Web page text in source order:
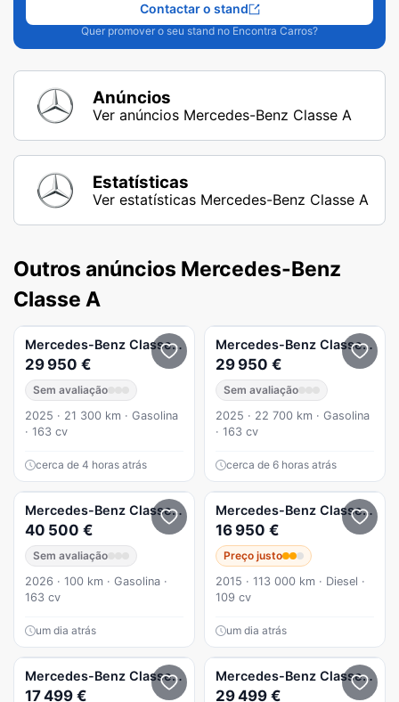
Quer promover o seu stand no Encontra Carros?
Contactar o stand
Anúncios
Ver anúncios Mercedes-Benz Classe A
Estatísticas
Ver estatísticas Mercedes-Benz Classe A
Outros anúncios Mercedes-Benz
Classe A
Mercedes-Benz Classe A
29 950 €
Sem avaliação
2025 · 21 300 km · Gasolina
· 163 cv
cerca de 4 horas atrás
Mercedes-Benz Classe A
29 950 €
Sem avaliação
2025 · 22 700 km · Gasolina
· 163 cv
cerca de 6 horas atrás
Mercedes-Benz Classe A A 200 200 Auto
40 500 €
Sem avaliação
2026 · 100 km · Gasolina ·
163 cv
um dia atrás
Mercedes-Benz Classe A
16 950 €
Preço justo
2015 · 113 000 km · Diesel ·
109 cv
um dia atrás
Mercedes-Benz Classe A A 180 CDI (BlueEFFICIENCY)
17 499 €
Mercedes-Benz Classe A
29 499 €